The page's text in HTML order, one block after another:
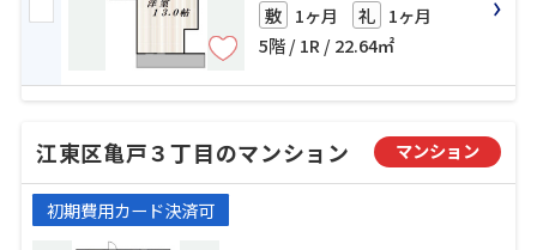
敷 1ヶ月 礼 1ヶ月
5階 / 1R / 22.64㎡
江東区亀戸３丁目のマンション マンション
初期費用カード決済可